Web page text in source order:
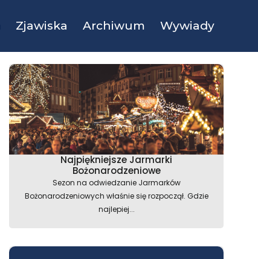
Zjawiska Archiwum Wywiady
Najpiękniejsze Jarmarki
Bożonarodzeniowe
Sezon na odwiedzanie Jarmarków
Bożonarodzeniowych właśnie się rozpoczął. Gdzie
najlepiej...